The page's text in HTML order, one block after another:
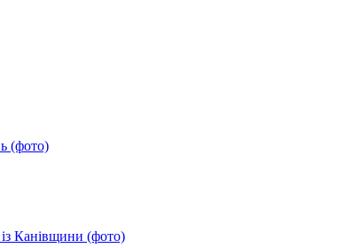
(фото)
Канівщини (фото)